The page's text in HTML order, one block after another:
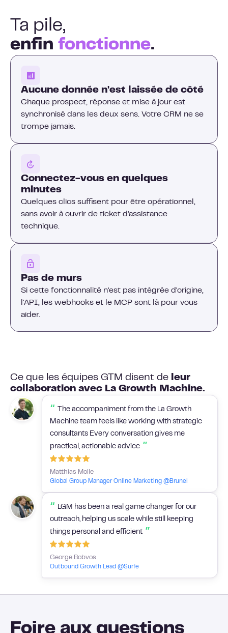
Ta pile,
enfin fonctionne.
Aucune donnée n'est laissée de côté
Chaque prospect, réponse et mise à jour est
synchronisé dans les deux sens. Votre CRM ne se
trompe jamais.
Connectez-vous en quelques
minutes
Quelques clics suffisent pour être opérationnel,
sans avoir à ouvrir de ticket d'assistance
technique.
Pas de murs
Si cette fonctionnalité n'est pas intégrée d'origine,
l'API, les webhooks et le MCP sont là pour vous
aider.
Ce que les équipes GTM disent de
leur
collaboration avec La Growth Machine.
Foire aux questions